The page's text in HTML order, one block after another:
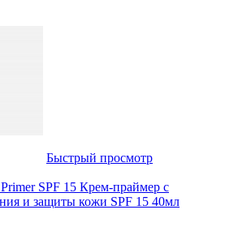
Быстрый просмотр
SPF 15 Крем-праймер с
и защиты кожи SPF 15 40мл